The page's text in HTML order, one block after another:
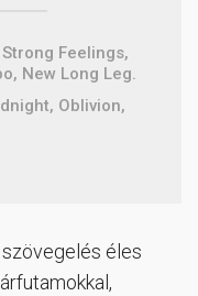
Feelings,
New Long Leg.
Oblivion,
éles